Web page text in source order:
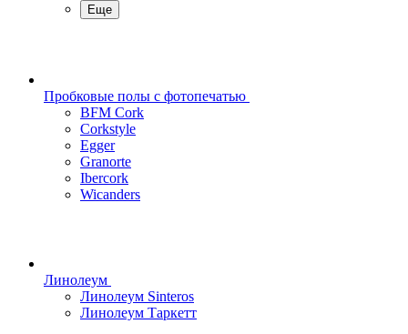
Еще
Пробковые полы с фотопечатью
BFM Cork
Corkstyle
Egger
Granorte
Ibercork
Wicanders
Линолеум
Линолеум Sinteros
Линолеум Таркетт